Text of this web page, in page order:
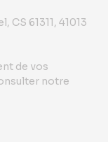
61311, 41013
de vos
notre